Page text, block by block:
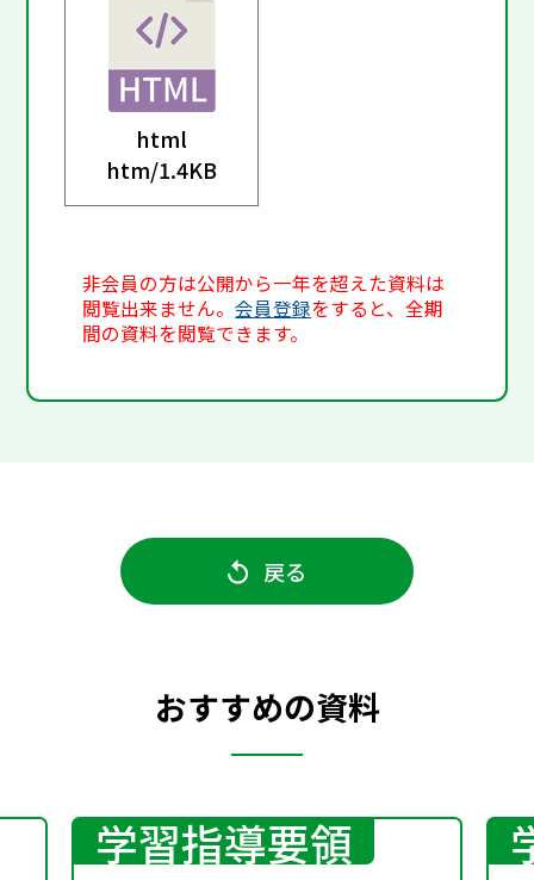
html
htm/1.4KB
非会員の方は公開から一年を超えた資料は
閲覧出来ません。会員登録をすると、全期
間の資料を閲覧できます。
戻る
おすすめの資料
学習指導要領